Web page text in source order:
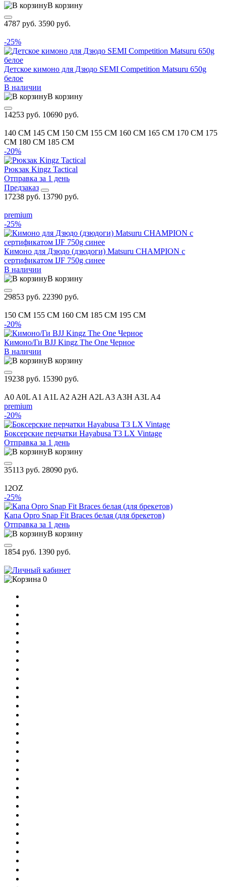
В корзину
4787 руб. 3590 руб.
-25%
Детское кимоно для Дзюдо SEMI Competition Matsuru 650g
белое
В наличии
В корзину
14253 руб. 10690 руб.
140 CM 145 CM 150 CM 155 CM 160 CM 165 CM 170 CM 175
CM 180 CM 185 CM
-20%
Рюкзак Kingz Tactical
Отправка за 1 день
Предзаказ
17238 руб. 13790 руб.
premium
-25%
Кимоно для Дзюдо (дзюдоги) Matsuru CHAMPION с
сертификатом IJF 750g синее
В наличии
В корзину
29853 руб. 22390 руб.
150 CM 155 CM 160 CM 185 CM 195 CM
-20%
Кимоно/Ги BJJ Kingz The One Черное
В наличии
В корзину
19238 руб. 15390 руб.
A0 A0L A1 A1L A2 A2H A2L A3 A3H A3L A4
premium
-20%
Боксерские перчатки Hayabusa T3 LX Vintage
Отправка за 1 день
В корзину
35113 руб. 28090 руб.
12OZ
-25%
Капа Opro Snap Fit Braces белая (для брекетов)
Отправка за 1 день
В корзину
1854 руб. 1390 руб.
0